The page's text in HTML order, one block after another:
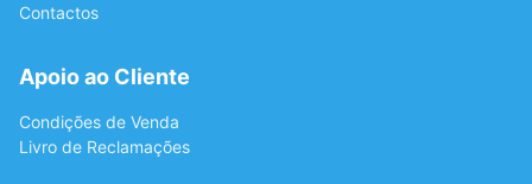
Contactos
Apoio ao Cliente
Condições de Venda
Livro de Reclamações